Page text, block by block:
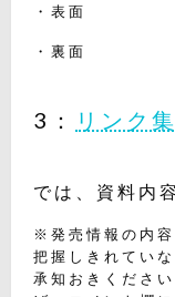
・表面
・裏面
3： リンク集
では、資料内
※発売情報の内容
把握しきれてい
承知おきくださ